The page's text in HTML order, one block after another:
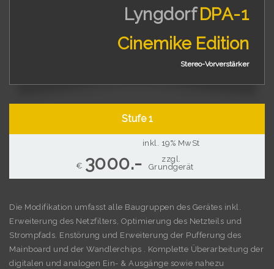
LyngdorfDPA-1
Cinemike Edition
Stereo-Vorverstärker
Stufe 1
€ 3000.-
inkl. 19% MwSt
zzgl.
Grundgerät
Die Modifikation umfasst alle Baugruppen des Gerätes inkl.
Erweiterung des Netzfilters, Optimierung des Netzteils und
Strompfads. Enstörung und Erweiterung der Pufferung des
Mainboard und der Wandlerchips . Komplette Überarbeitung der
digitalen und analogen Ein- & Ausgänge sowie nahezu